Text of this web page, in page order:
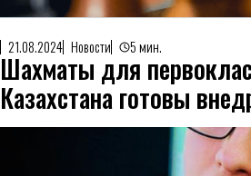
21.08.2024 Новости 5 мин.
Шахматы для
Казахстана готовы
программу